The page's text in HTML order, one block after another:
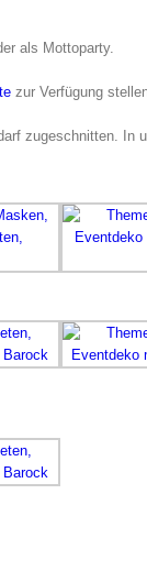
als Mottoparty.
zur Verfügung
zugeschnitten. In